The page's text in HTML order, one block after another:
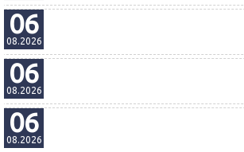
Ekipa zwierzaków
g. 12:30, Lubin
06
08.2026
SpiderMan: Całkiem nowy dzień 2D
g. 13:45, Lubin
06
08.2026
Ekipa zwierzaków
g. 14:15, Lubin
06
08.2026